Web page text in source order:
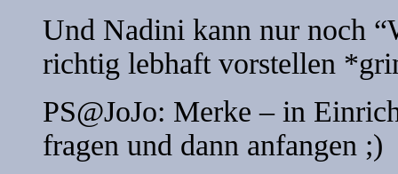
Und Nadini kann nur noch
richtig lebhaft vorstellen
PS@JoJo: Merke – in
fragen und dann anfangen ;)